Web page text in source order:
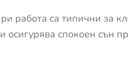
работа са типични за
осигурява спокоен сън